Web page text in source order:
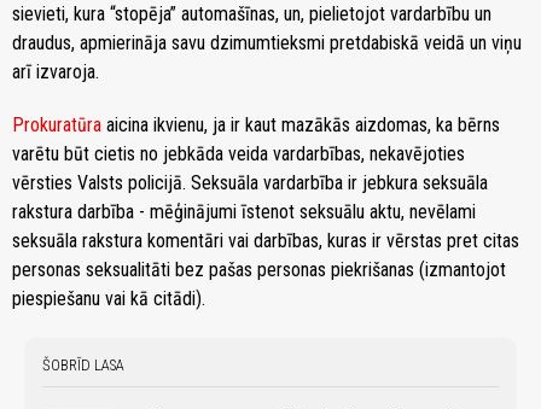
sievieti, kura “stopēja” automašīnas, un, pielietojot vardarbību un
draudus, apmierināja savu dzimumtieksmi pretdabiskā veidā un viņu
arī izvaroja.
Prokuratūra aicina ikvienu, ja ir kaut mazākās aizdomas, ka bērns
varētu būt cietis no jebkāda veida vardarbības, nekavējoties
vērsties Valsts policijā. Seksuāla vardarbība ir jebkura seksuāla
rakstura darbība - mēģinājumi īstenot seksuālu aktu, nevēlami
seksuāla rakstura komentāri vai darbības, kuras ir vērstas pret citas
personas seksualitāti bez pašas personas piekrišanas (izmantojot
piespiešanu vai kā citādi).
ŠOBRĪD LASA